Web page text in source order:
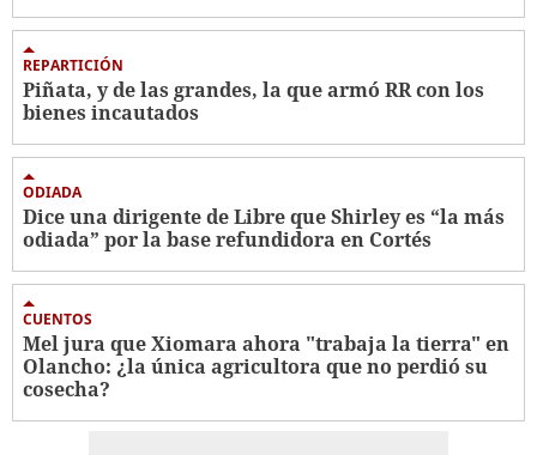
REPARTICIÓN
Piñata, y de las grandes, la que armó RR con los
bienes incautados
ODIADA
Dice una dirigente de Libre que Shirley es “la más
odiada” por la base refundidora en Cortés
CUENTOS
Mel jura que Xiomara ahora "trabaja la tierra" en
Olancho: ¿la única agricultora que no perdió su
cosecha?